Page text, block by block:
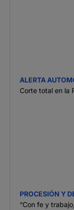
ALERTA
Corte total en la
PROCESIÓN Y
“Con fe y